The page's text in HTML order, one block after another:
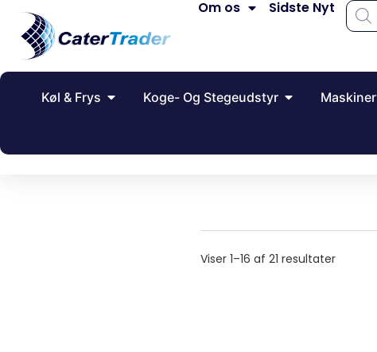
Om os Sidste Nyt
Køl & Frys Koge- Og Stegeudstyr Maskiner
Viser 1–16 af 21 resultater